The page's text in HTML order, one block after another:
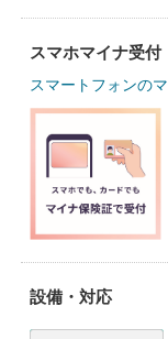
スマホマイナ受付
スマートフォンの
設備・対応